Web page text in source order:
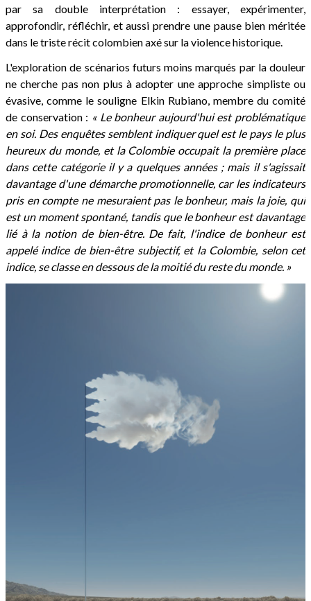
par sa double interprétation : essayer, expérimenter,
approfondir, réfléchir, et aussi prendre une pause bien méritée
dans le triste récit colombien axé sur la violence historique.
L'exploration de scénarios futurs moins marqués par la douleur
ne cherche pas non plus à adopter une approche simpliste ou
évasive, comme le souligne Elkin Rubiano, membre du comité
de conservation : « Le bonheur aujourd'hui est problématique
en soi. Des enquêtes semblent indiquer quel est le pays le plus
heureux du monde, et la Colombie occupait la première place
dans cette catégorie il y a quelques années ; mais il s'agissait
davantage d'une démarche promotionnelle, car les indicateurs
pris en compte ne mesuraient pas le bonheur, mais la joie, qui
est un moment spontané, tandis que le bonheur est davantage
lié à la notion de bien-être. De fait, l'indice de bonheur est
appelé indice de bien-être subjectif, et la Colombie, selon cet
indice, se classe en dessous de la moitié du reste du monde. »